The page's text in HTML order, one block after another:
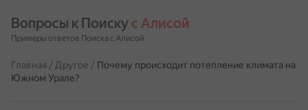
Вопросы к Поиску с Алисой
Примеры ответов Поиска с Алисой
Главная / Другое / Почему происходит потепление климата на
Южном Урале?